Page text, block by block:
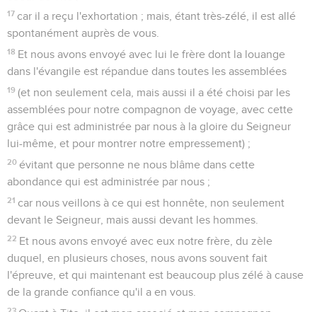
17 car il a reçu l'exhortation ; mais, étant très-zélé, il est allé
spontanément auprès de vous.
18 Et nous avons envoyé avec lui le frère dont la louange
dans l'évangile est répandue dans toutes les assemblées
19 (et non seulement cela, mais aussi il a été choisi par les
assemblées pour notre compagnon de voyage, avec cette
grâce qui est administrée par nous à la gloire du Seigneur
lui-même, et pour montrer notre empressement) ;
20 évitant que personne ne nous blâme dans cette
abondance qui est administrée par nous ;
21 car nous veillons à ce qui est honnête, non seulement
devant le Seigneur, mais aussi devant les hommes.
22 Et nous avons envoyé avec eux notre frère, du zèle
duquel, en plusieurs choses, nous avons souvent fait
l'épreuve, et qui maintenant est beaucoup plus zélé à cause
de la grande confiance qu'il a en vous.
23